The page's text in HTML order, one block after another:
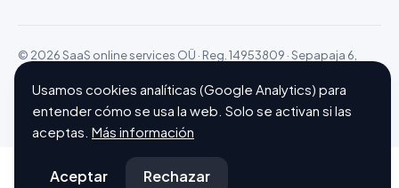
© 2026 SaaS online services OÜ · Reg. 14953809 · Sepapaja 6,
15551 Tallinn (Estonia)
Configurar cookiesHecho con ❤ en Barcelona
Usamos cookies analíticas (Google Analytics) para
entender cómo se usa la web. Solo se activan si las
aceptas. Más información
Aceptar Rechazar